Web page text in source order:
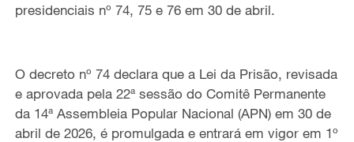
presidenciais nº 74, 75 e 76 em 30 de abril.
O decreto nº 74 declara que a Lei da Prisão, revisada
e aprovada pela 22ª sessão do Comitê Permanente
da 14ª Assembleia Popular Nacional (APN) em 30 de
abril de 2026, é promulgada e entrará em vigor em 1º